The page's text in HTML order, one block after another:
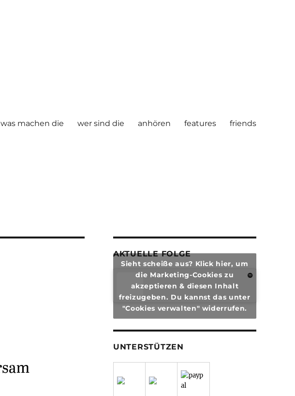
was machen die wer sind die anhören features friends
AKTUELLE FOLGE
Sieht scheiße aus? Klick hier, um
die Marketing-Cookies zu
akzeptieren & diesen Inhalt
freizugeben. Du kannst das unter
"Cookies verwalten" widerrufen.
UNTERSTÜTZEN